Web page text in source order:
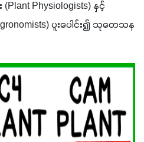
Physiologists) နှင့်
ပူးပေါင်း၍ သုတေသန